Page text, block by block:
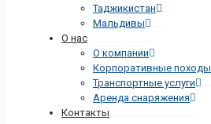
Таджикистан
Мальдивы
О нас
О компании
Корпоративные походы
Транспортные услуги
Аренда снаряжения
Контакты